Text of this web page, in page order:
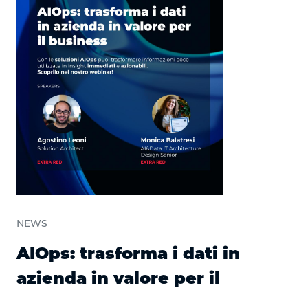
NEWS
AIOps: trasforma i dati in
azienda in valore per il